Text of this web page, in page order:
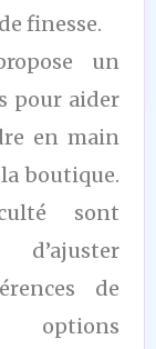
finesse.
un
pour aider
en main
boutique.
sont
de
options